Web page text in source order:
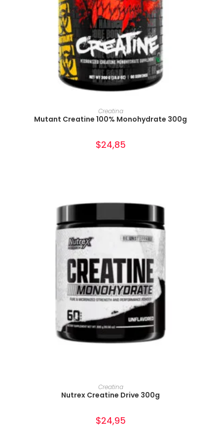
AÑADIR AL CARRITO
Creatina
Mutant Creatine 100% Monohydrate 300g
$24,85
AÑADIR AL CARRITO
Creatina
Nutrex Creatine Drive 300g
$24,95